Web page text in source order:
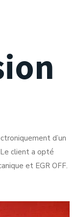
d’un
Le client a opté
et EGR OFF.